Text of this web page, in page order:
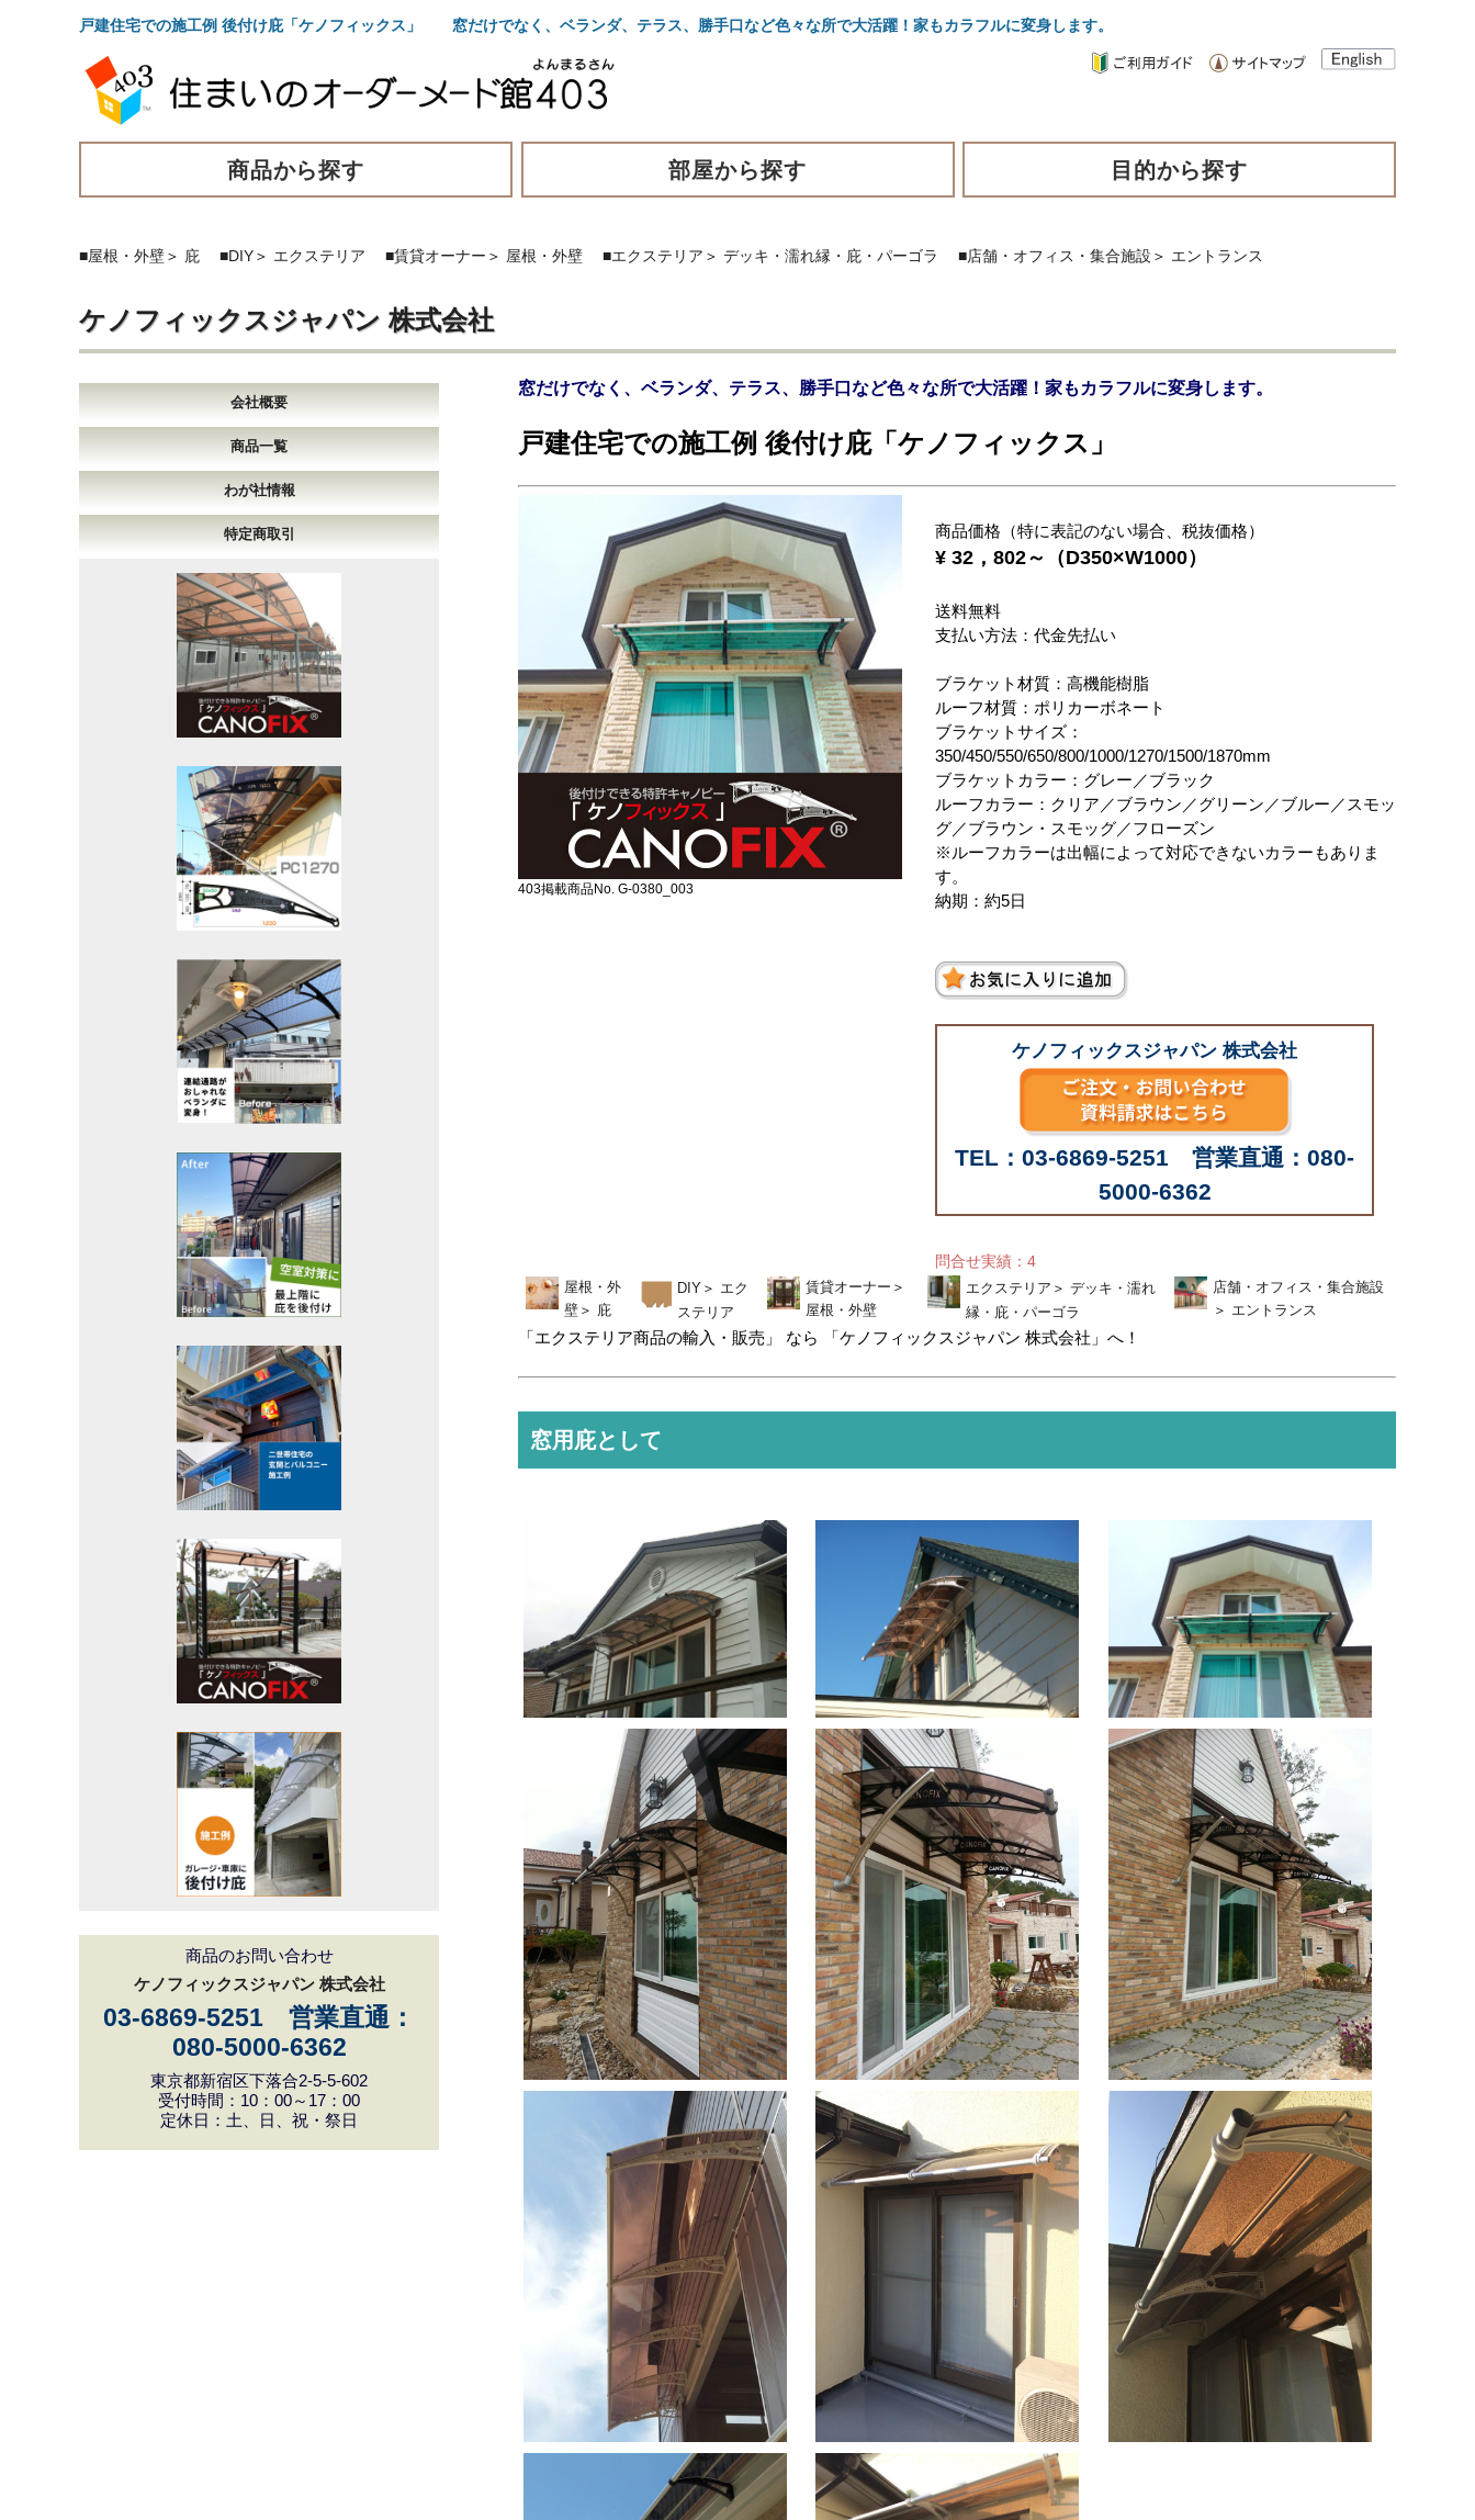
戸建住宅での施工例 後付け庇「ケノフィックス」 窓だけでなく、ベランダ、テラス、勝手口など色々な所で大活躍！家もカラフルに変身します。
商品から探す 部屋から探す 目的から探す
■屋根・外壁＞ 庇 ■DIY＞ エクステリア ■賃貸オーナー ＞ 屋根・外壁 ■エクステリア ＞ デッキ・濡れ縁・庇・パーゴラ ■店舗・オフィス・集合施設 ＞ エントランス
ケノフィックスジャパン 株式会社
会社概要
商品一覧
わが社情報
特定商取引
商品のお問い合わせ
ケノフィックスジャパン 株式会社
03-6869-5251 営業直通：
080-5000-6362
東京都新宿区下落合2-5-5-602
受付時間：10：00～17：00
定休日：土、日、祝・祭日
窓だけでなく、ベランダ、テラス、勝手口など色々な所で大活躍！家もカラフルに変身します。
戸建住宅での施工例 後付け庇「ケノフィックス」
403掲載商品No. G-0380_003
商品価格（特に表記のない場合、税抜価格）
¥ 32，802～（D350×W1000）
送料無料
支払い方法：代金先払い
ブラケット材質：高機能樹脂
ルーフ材質：ポリカーボネート
ブラケットサイズ：
350/450/550/650/800/1000/1270/1500/1870mm
ブラケットカラー：グレー／ブラック
ルーフカラー：クリア／ブラウン／グリーン／ブルー／スモッ
グ／ブラウン・スモッグ／フローズン
※ルーフカラーは出幅によって対応できないカラーもありま
す。
納期：約5日
ケノフィックスジャパン 株式会社
TEL：03-6869-5251 営業直通：080-
5000-6362
問合せ実績：4
屋根・外
壁 ＞ 庇
DIY ＞ エク
ステリア
賃貸オーナー ＞
屋根・外壁
エクステリア ＞ デッキ・濡れ
縁・庇・パーゴラ
店舗・オフィス・集合施設
＞ エントランス
「エクステリア商品の輸入・販売」 なら 「ケノフィックスジャパン 株式会社」へ！
窓用庇として